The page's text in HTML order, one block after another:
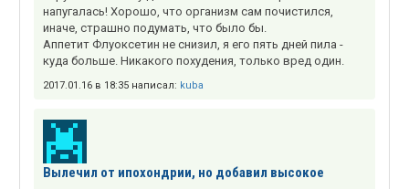
напугалась! Хорошо, что организм сам почистился,
иначе, страшно подумать, что было бы.
Аппетит Флуоксетин не снизил, я его пять дней пила -
куда больше. Никакого похудения, только вред один.
2017.01.16 в 18:35 написал: kuba
Вылечил от ипохондрии, но добавил высокое